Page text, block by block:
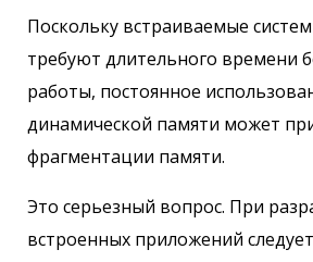
Поскольку встраиваемые
требуют длительного времени
работы, постоянное
динамической памяти может
фрагментации памяти.
Это серьезный вопрос. При
встроенных приложений